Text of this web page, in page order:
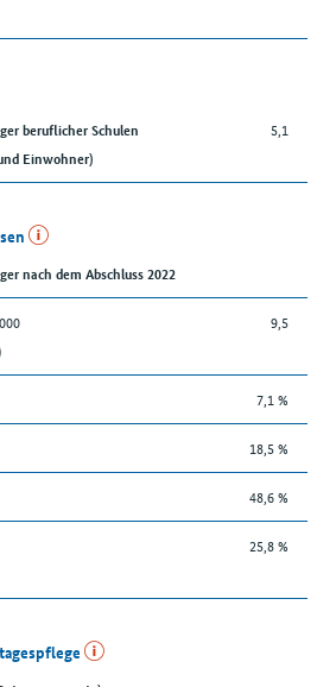
beruflicher Schulen
Einwohner)
5,1
nach dem Abschluss 2022
9,5
7,1 %
18,5 %
48,6 %
25,8 %